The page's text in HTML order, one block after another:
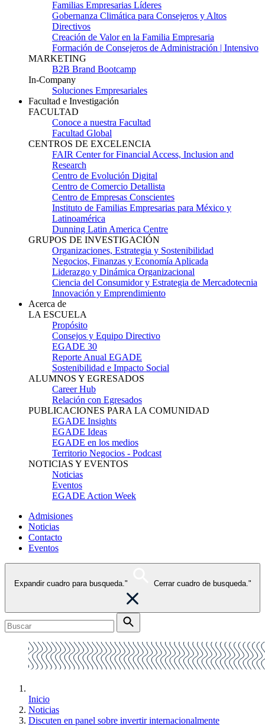
Familias Empresarias Líderes
Gobernanza Climática para Consejeros y Altos
Directivos
Creación de Valor en la Familia Empresaria
Formación de Consejeros de Administración | Intensivo
MARKETING
B2B Brand Bootcamp
In-Company
Soluciones Empresariales
Facultad e Investigación
FACULTAD
Conoce a nuestra Facultad
Facultad Global
CENTROS DE EXCELENCIA
FAIR Center for Financial Access, Inclusion and
Research
Centro de Evolución Digital
Centro de Comercio Detallista
Centro de Empresas Conscientes
Instituto de Familias Empresarias para México y
Latinoamérica
Dunning Latin America Centre
GRUPOS DE INVESTIGACIÓN
Organizaciones, Estrategia y Sostenibilidad
Negocios, Finanzas y Economía Aplicada
Liderazgo y Dinámica Organizacional
Ciencia del Consumidor y Estrategia de Mercadotecnia
Innovación y Emprendimiento
Acerca de
LA ESCUELA
Propósito
Consejos y Equipo Directivo
EGADE 30
Reporte Anual EGADE
Sostenibilidad e Impacto Social
ALUMNOS Y EGRESADOS
Career Hub
Relación con Egresados
PUBLICACIONES PARA LA COMUNIDAD
EGADE Insights
EGADE Ideas
EGADE en los medios
Territorio Negocios - Podcast
NOTICIAS Y EVENTOS
Noticias
Eventos
EGADE Action Week
Admisiones
Noticias
Contacto
Eventos
Expandir cuadro para busqueda." Cerrar cuadro de busqueda."
Inicio
Noticias
Discuten en panel sobre invertir internacionalmente